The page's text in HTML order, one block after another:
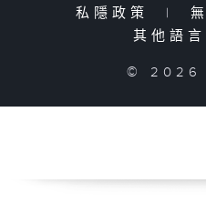
私隱政策
|
其他語
© 2026